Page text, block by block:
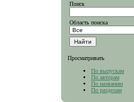
Поиск
Область поиска
Просматривать
По выпускам
По авторам
По названию
По разделам